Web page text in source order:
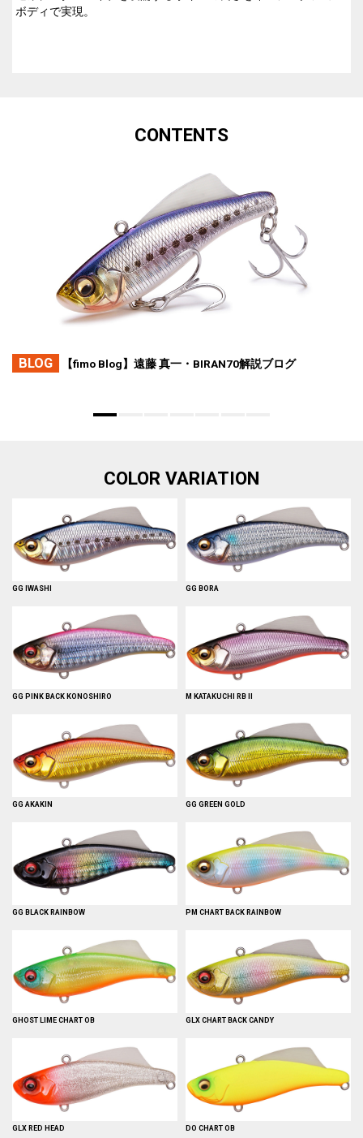
ボディで実現。
CONTENTS
BLOG 【fimo Blog】遠藤 真一・BIRAN70解説ブログ
COLOR VARIATION
GG IWASHI GG BORA
GG PINK BACK KONOSHIRO M KATAKUCHI RB II
GG AKAKIN GG GREEN GOLD
GG BLACK RAINBOW PM CHART BACK RAINBOW
GHOST LIME CHART OB GLX CHART BACK CANDY
GLX RED HEAD DO CHART OB